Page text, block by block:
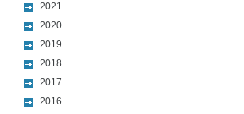
2021
2020
2019
2018
2017
2016